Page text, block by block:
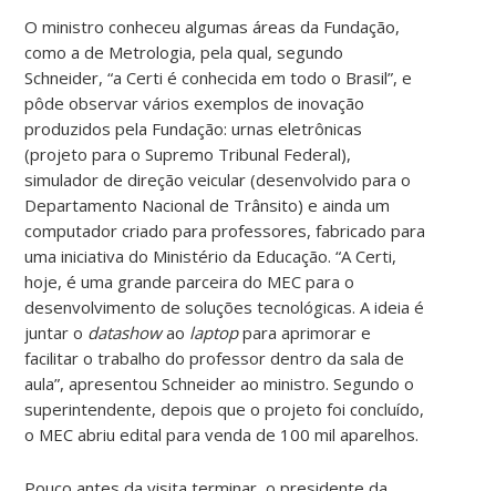
O ministro conheceu algumas áreas da Fundação,
como a de Metrologia, pela qual, segundo
Schneider, “a Certi é conhecida em todo o Brasil”, e
pôde observar vários exemplos de inovação
produzidos pela Fundação: urnas eletrônicas
(projeto para o Supremo Tribunal Federal),
simulador de direção veicular (desenvolvido para o
Departamento Nacional de Trânsito) e ainda um
computador criado para professores, fabricado para
uma iniciativa do Ministério da Educação. “A Certi,
hoje, é uma grande parceira do MEC para o
desenvolvimento de soluções tecnológicas. A ideia é
juntar o datashowao laptoppara aprimorar e
facilitar o trabalho do professor dentro da sala de
aula”, apresentou Schneider ao ministro. Segundo o
superintendente, depois que o projeto foi concluído,
o MEC abriu edital para venda de 100 mil aparelhos.